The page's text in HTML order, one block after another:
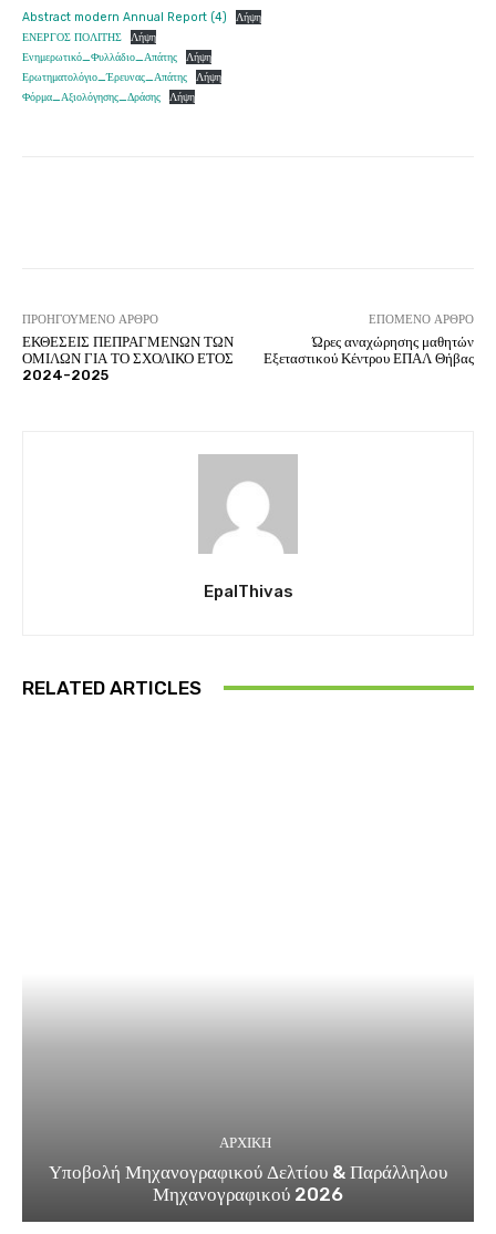
Abstract modern Annual Report (4)
Λήψη
ΕΝΕΡΓΟΣ ΠΟΛΙΤΗΣ
Λήψη
Ενημερωτικό_Φυλλάδιο_Απάτης
Λήψη
Ερωτηματολόγιο_Έρευνας_Απάτης
Λήψη
Φόρμα_Αξιολόγησης_Δράσης
Λήψη
ΠΡΟΗΓΟΎΜΕΝΟ ΆΡΘΡΟ
ΕΚΘΕΣΕΙΣ ΠΕΠΡΑΓΜΕΝΩΝ ΤΩΝ
ΟΜΙΛΩΝ ΓΙΑ ΤΟ ΣΧΟΛΙΚΟ ΕΤΟΣ
2024-2025
ΕΠΌΜΕΝΟ ΆΡΘΡΟ
Ώρες αναχώρησης μαθητών
Εξεταστικού Κέντρου ΕΠΑΛ Θήβας
EpalThivas
RELATED ARTICLES
ΑΡΧΙΚΗ
Υποβολή Μηχανογραφικού Δελτίου & Παράλληλου
Μηχανογραφικού 2026